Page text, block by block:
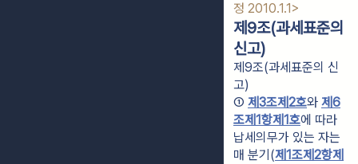
정 2010.1.1>
제9조(과세표준의
신고)
제9조(과세표준의 신
고)
① 제3조제2호와 제6
조제1항제1호에 따라
납세의무가 있는 자는
매 분기(제1조제2항제